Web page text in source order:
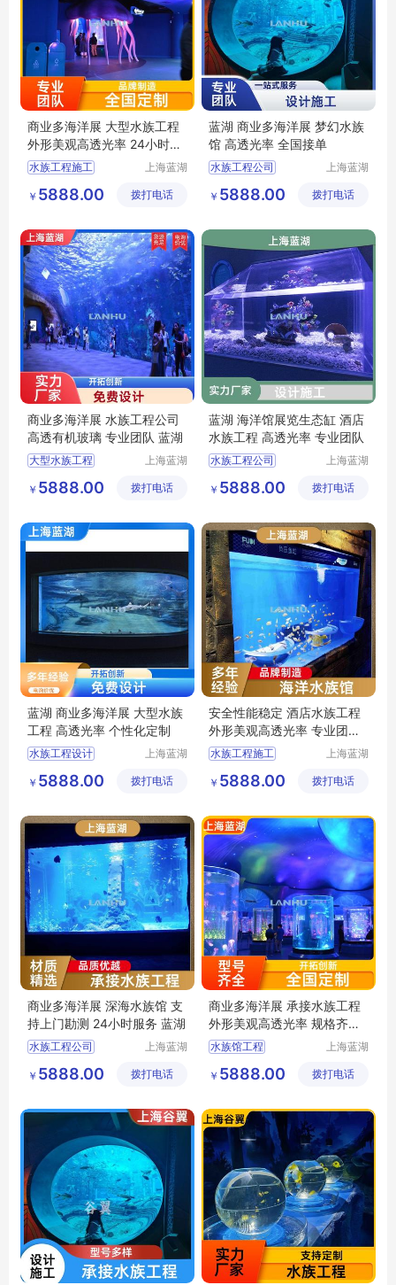
商业多海洋展 大型水族工程
外形美观高透光率 24小时服
务 蓝湖
水族工程施工
别墅水族馆
深海水族馆
上海蓝湖
有限公司
￥ 5888.00 拨打电话
蓝湖 商业多海洋展 梦幻水族
馆 高透光率 全国接单
水族工程公司
水族工程建造
深海水族馆
上海蓝湖
有限公司
￥ 5888.00 拨打电话
商业多海洋展 水族工程公司
高透有机玻璃 专业团队 蓝湖
大型水族工程
上海水族馆
上海水族馆工程
上海蓝湖
有限公司
￥ 5888.00 拨打电话
蓝湖 海洋馆展览生态缸 酒店
水族工程 高透光率 专业团队
水族工程公司
水族工程施工
海洋水族馆
上海蓝湖
有限公司
￥ 5888.00 拨打电话
蓝湖 商业多海洋展 大型水族
工程 高透光率 个性化定制
水族工程设计
上海海洋水族馆
深海水族馆
上海蓝湖
有限公司
￥ 5888.00 拨打电话
安全性能稳定 酒店水族工程
外形美观高透光率 专业团队
蓝湖
水族工程施工
别墅水族馆
深海水族馆
上海蓝湖
有限公司
￥ 5888.00 拨打电话
商业多海洋展 深海水族馆 支
持上门勘测 24小时服务 蓝湖
水族工程公司
水族工程设计
深海水族馆
上海蓝湖
有限公司
￥ 5888.00 拨打电话
商业多海洋展 承接水族工程
外形美观高透光率 规格齐全
蓝湖
水族馆工程
水族工程施工
深海水族馆
上海蓝湖
有限公司
￥ 5888.00 拨打电话